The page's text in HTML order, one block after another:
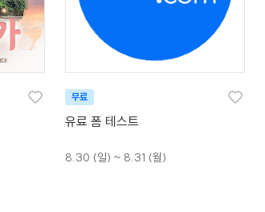
무료
유료 폼 테스트
8.30 (일) ~ 8.31 (월)